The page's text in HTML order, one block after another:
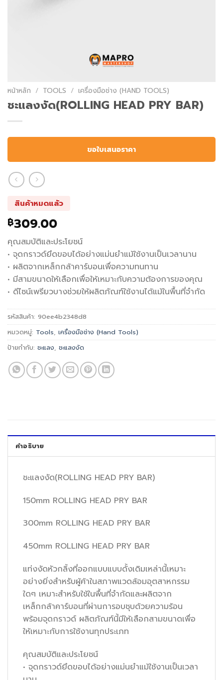
หน้าหลัก / TOOLS / เครื่องมือช่าง (HAND TOOLS)
ชะแลงงัด(ROLLING HEAD PRY BAR)
ขอใบเสนอราคา
สินค้าหมดแล้ว
฿309.00
คุณสมบัติและประโยชน์
• จุดกราวด์ยึดขอบได้อย่างแม่นยำแม้ใช้งานเป็นเวลานาน
• ผลิตจากเหล็กกล้าคาร์บอนเพื่อความทนทาน
• มีสามขนาดให้เลือกเพื่อให้เหมาะกับความต้องการของคุณ
• ดีไซน์เพรียวบางช่วยให้ผลิตภัณฑ์ใช้งานได้แม้ในพื้นที่จำกัด
รหัสสินค้า: 90ee4b2348d8
หมวดหมู่: Tools, เครื่องมือช่าง (Hand Tools)
ป้ายกำกับ: ชะแลง, ชะแลงงัด
คำอธิบาย
ชะแลงงัด(ROLLING HEAD PRY BAR)
150mm ROLLING HEAD PRY BAR
300mm ROLLING HEAD PRY BAR
450mm ROLLING HEAD PRY BAR
แท่งงัดหัวกลิ้งที่ออกแบบแบบดั้งเดิมเหล่านี้เหมาะ
อย่างยิ่งสำหรับผู้ค้าในสภาพแวดล้อมอุตสาหกรรม
ใดๆ เหมาะสำหรับใช้ในพื้นที่จำกัดและผลิตจาก
เหล็กกล้าคาร์บอนที่ผ่านการอบชุบด้วยความร้อน
พร้อมจุดกราวด์ ผลิตภัณฑ์นี้มีให้เลือกสามขนาดเพื่อ
ให้เหมาะกับการใช้งานทุกประเภท
คุณสมบัติและประโยชน์
• จุดกราวด์ยึดขอบได้อย่างแม่นยำแม้ใช้งานเป็นเวลา